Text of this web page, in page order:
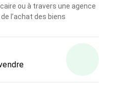
ou à travers une agence
l’achat des biens